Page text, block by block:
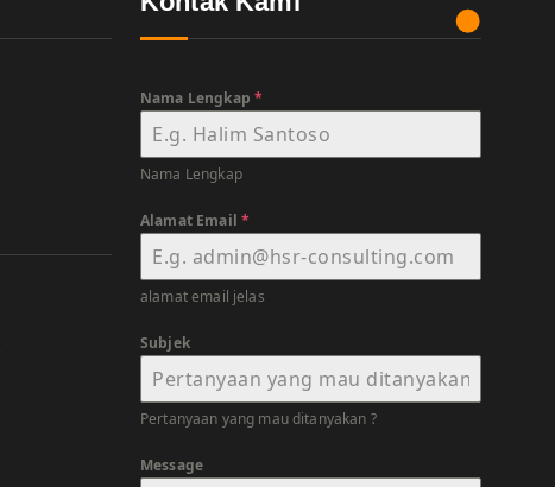
Nama Lengkap *
Nama Lengkap
Alamat Email *
alamat email jelas
Subjek
Pertanyaan yang mau ditanyakan ?
Message